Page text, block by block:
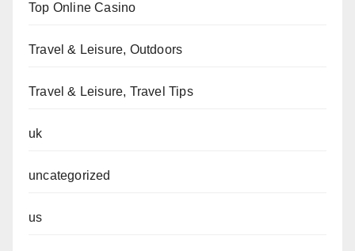
Top Online Casino
Travel & Leisure, Outdoors
Travel & Leisure, Travel Tips
uk
uncategorized
us